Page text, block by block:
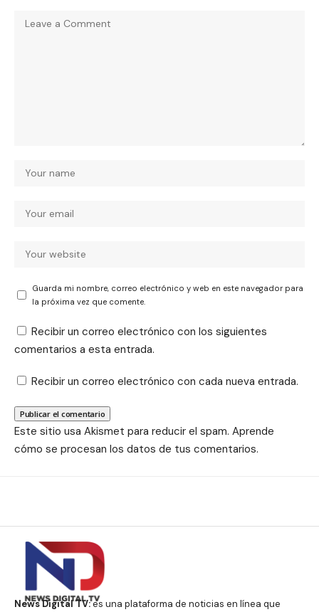
Guarda mi nombre, correo electrónico y web en este navegador para
la próxima vez que comente.
Recibir un correo electrónico con los siguientes
comentarios a esta entrada.
Recibir un correo electrónico con cada nueva entrada.
Este sitio usa Akismet para reducir el spam. Aprende
cómo se procesan los datos de tus comentarios.
News Digital TV:es una plataforma de noticias en línea que